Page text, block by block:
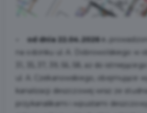
- od dnia 22.04.2026 r.
na odcinku ul. A. Dobrowolskiego w
31, 35, 37, 39, 56, 58, aż do
ul. A. Czekanowskiego, obejmujące
kanalizacji deszczowej wraz ze
przykanalikami i wpustami